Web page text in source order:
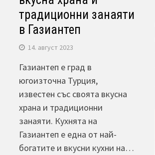
традиционни занаяти
в Газиантеп
14. август 2023
Газиантеп е град в
югоизточна Турция,
известен със своята вкусна
храна и традиционни
занаяти. Кухнята на
Газиантеп е една от най-
богатите и вкусни кухни на…